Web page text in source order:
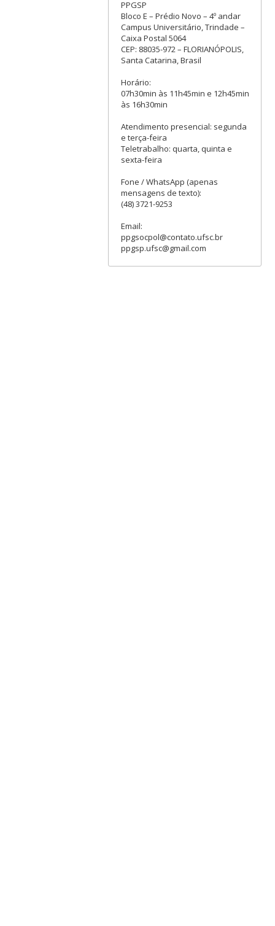
PPGSP
Bloco E – Prédio Novo – 4º andar
Campus Universitário, Trindade –
Caixa Postal 5064
CEP: 88035-972 – FLORIANÓPOLIS,
Santa Catarina, Brasil
Horário:
07h30min às 11h45min e 12h45min
às 16h30min
Atendimento presencial: segunda
e terça-feira
Teletrabalho: quarta, quinta e
sexta-feira
Fone / WhatsApp (apenas
mensagens de texto):
(48) 3721-9253
Email:
ppgsocpol@contato.ufsc.br
ppgsp.ufsc@gmail.com